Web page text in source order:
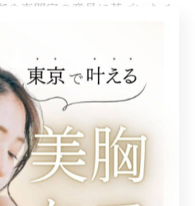
や専門家の意見に基づいたチ
見極める際は「医学的な根拠
リスクはないか」「実際の効
るか」をチェックすることが
を揉むだけでバストが大きく
一方、姿勢改善や適切な栄養
のハリや形の維持に役立つ場